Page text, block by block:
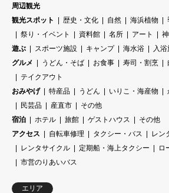
周辺観光
観光スポット
歴史・文化 自然 海浜植物
祭り・イベント
資料館 名所 アート
遊ぶ
スポーツ施設 キャンプ 海水浴 入
グルメ
うどん・そば お食事 寿司・割烹
テイクアウト
おみやげ
特産品 うどん いりこ・海産物
民芸品
産直市
その他
宿泊
ホテル 旅館 ゲストハウス
その他
アクセス
自転車修理 タクシー・バス
レン
レンタサイクル
定期船・海上タクシー
ロ
市営のりあいバス
エリア